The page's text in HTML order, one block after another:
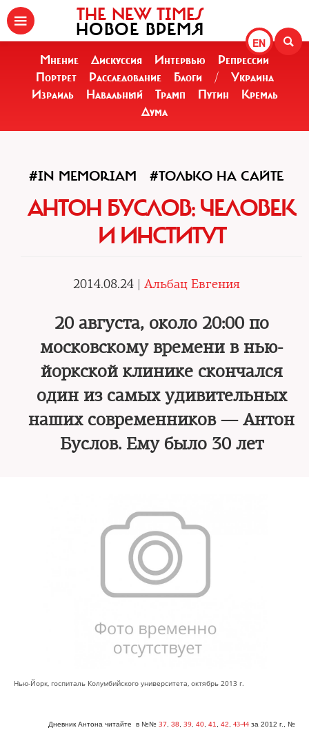
EN
THE NEW TIMES
НОВОЕ ВРЕМЯ
Мнение Дискуссия Интервью
Репрессии
Портрет
Расследование Блоги /
Украина
Израиль
Навальный Трамп Путин
Кремль
Дума
#IN MEMORIAM #ТОЛЬКО НА САЙТЕ
АНТОН БУСЛОВ: ЧЕЛОВЕК
И ИНСТИТУТ
2014.08.24 | Альбац Евгения
20 августа, около 20:00 по
московскому времени в нью-
йоркской клинике скончался
один из самых удивительных
наших современников — Антон
Буслов. Ему было 30 лет
Нью-Йорк, госпиталь Колумбийского университета, октябрь 2013 г.
Дневник Антона читайте в №№ 37, 38, 39, 40, 41, 42, 43-44 за 2012 г., №